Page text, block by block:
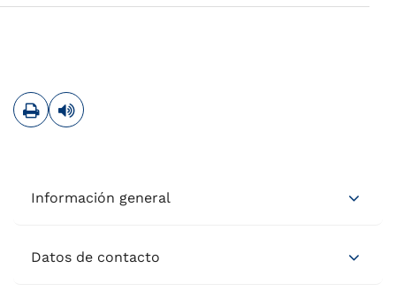
ImprimirLeer contenido
Información general
Datos de contacto